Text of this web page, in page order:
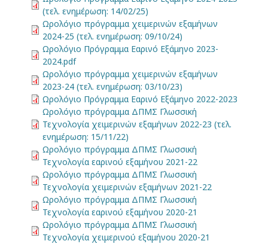
(τελ. ενημέρωση: 14/02/25)
Ωρολόγιο πρόγραμμα χειμερινών εξαμήνων
2024-25 (τελ. ενημέρωση: 09/10/24)
Ωρολόγιο Πρόγραμμα Εαρινό Εξάμηνο 2023-
2024.pdf
Ωρολόγιο πρόγραμμα χειμερινών εξαμήνων
2023-24 (τελ. ενημέρωση: 03/10/23)
Ωρολόγιο Πρόγραμμα Εαρινό Εξάμηνο 2022-2023
Ωρολόγιο πρόγραμμα ΔΠΜΣ Γλωσσική
Τεχνολογία χειμερινών εξαμήνων 2022-23 (τελ.
ενημέρωση: 15/11/22)
Ωρολόγιο πρόγραμμα ΔΠΜΣ Γλωσσική
Τεχνολογία εαρινού εξαμήνου 2021-22
Ωρολόγιο πρόγραμμα ΔΠΜΣ Γλωσσική
Τεχνολογία χειμερινών εξαμήνων 2021-22
Ωρολόγιο πρόγραμμα ΔΠΜΣ Γλωσσική
Τεχνολογία εαρινού εξαμήνου 2020-21
Ωρολόγιο πρόγραμμα ΔΠΜΣ Γλωσσική
Τεχνολογία χειμερινού εξαμήνου 2020-21